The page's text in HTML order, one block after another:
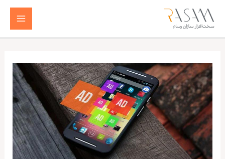
Main